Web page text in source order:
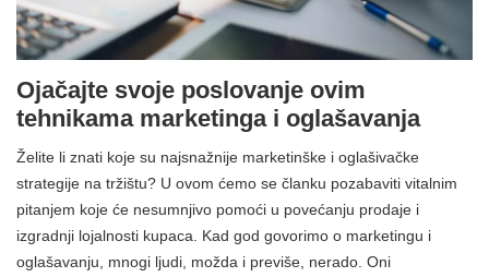
Ojačajte svoje poslovanje ovim
tehnikama marketinga i oglašavanja
Želite li znati koje su najsnažnije marketinške i oglašivačke
strategije na tržištu? U ovom ćemo se članku pozabaviti vitalnim
pitanjem koje će nesumnjivo pomoći u povećanju prodaje i
izgradnji lojalnosti kupaca. Kad god govorimo o marketingu i
oglašavanju, mnogi ljudi, možda i previše, nerado. Oni